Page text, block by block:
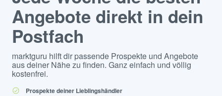
Angebote direkt in dein
Postfach
marktguru hilft dir passende Prospekte und Angebote
aus deiner Nähe zu finden. Ganz einfach und völlig
kostenfrei.
Prospekte deiner Lieblingshändler